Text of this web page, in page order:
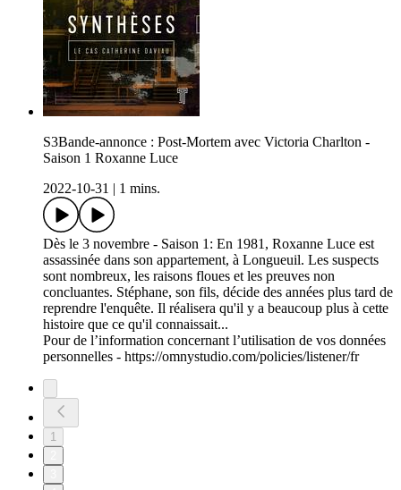
S3Bande-annonce : Post-Mortem avec Victoria Charlton -
Saison 1 Roxanne Luce
2022-10-31
1 mins.
Dès le 3 novembre - Saison 1: En 1981, Roxanne Luce est
assassinée dans son appartement, à Longueuil. Les suspects
sont nombreux, les raisons floues et les preuves non
concluantes. Stéphane, son fils, décide des années plus tard de
reprendre l'enquête. Il réalisera qu'il y a beaucoup plus à cette
histoire que ce qu'il connaissait...
Pour de l’information concernant l’utilisation de vos données
personnelles - https://omnystudio.com/policies/listener/fr
1